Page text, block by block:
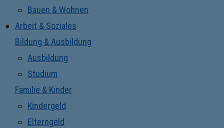
Bauen & Wohnen
Arbeit & Soziales
Bildung & Ausbildung
Ausbildung
Studium
Familie & Kinder
Kindergeld
Elterngeld